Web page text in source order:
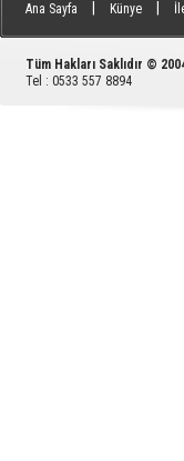
Ana Sayfa Künye
Tüm Hakları Saklıdır ©
Tel : 0533 557 8894